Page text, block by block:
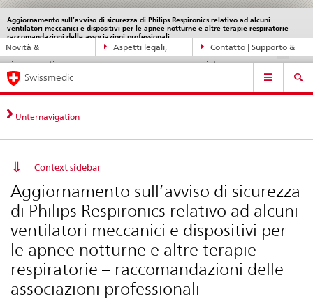
Navigazione
diretta:
novità,
aspetti
contatto
Novità &
Aspetti legali,
norme
Contatto | Supporto &
aiuto
Aggiornamento sull’avviso di sicurezza di Philips Respironics relativo ad alcuni
ventilatori meccanici e dispositivi per le apnee notturne e altre terapie respiratorie –
raccomandazioni delle associazioni professionali
DE FR IT EN
Service
navigation
Navigation
Swissmedic
Unternavigation
Context sidebar
Aggiornamento sull’avviso di sicurezza
di Philips Respironics relativo ad alcuni
ventilatori meccanici e dispositivi per
le apnee notturne e altre terapie
respiratorie – raccomandazioni delle
associazioni professionali